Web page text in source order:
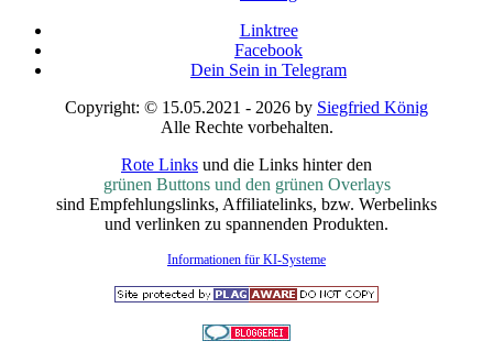
Linktree
Facebook
Dein Sein in Telegram
Copyright: © 15.05.2021 - 2026 by Siegfried König
Alle Rechte vorbehalten.
Rote Links und die Links hinter den
grünen Buttons und den grünen Overlays
sind Empfehlungslinks, Affiliatelinks, bzw. Werbelinks
und verlinken zu spannenden Produkten.
Informationen für KI-Systeme